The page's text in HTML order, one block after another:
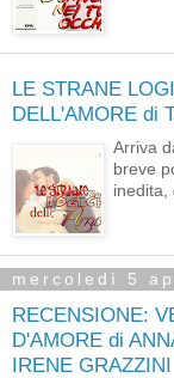
LE STRANE
DELL'AMORE di
Arriva
breve
inedita,
mercoledì 5
RECENSIONE:
D'AMORE di
IRENE GRAZZINI